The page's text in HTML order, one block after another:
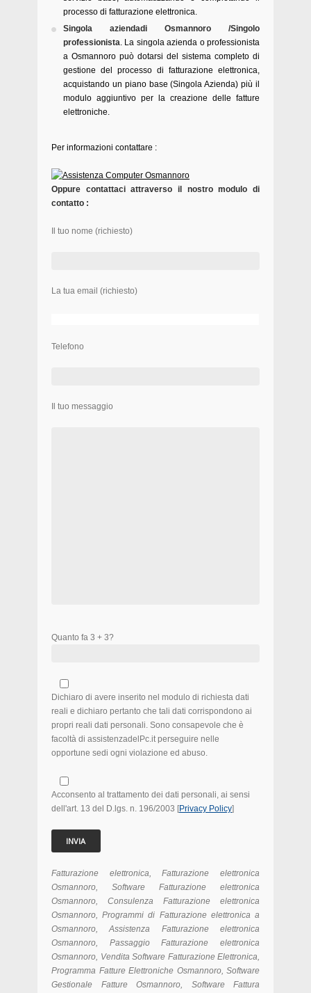
processo di fatturazione elettronica.
Singola aziendadi Osmannoro /Singolo
professionista. La singola azienda o professionista
a Osmannoro può dotarsi del sistema completo di
gestione del processo di fatturazione elettronica,
acquistando un piano base (Singola Azienda) più il
modulo aggiuntivo per la creazione delle fatture
elettroniche.
Per informazioni contattare :
Oppure contattaci attraverso il nostro modulo di
contatto :
Il tuo nome (richiesto)
La tua email (richiesto)
Telefono
Il tuo messaggio
Quanto fa 3 + 3?
Dichiaro di avere inserito nel modulo di richiesta dati
reali e dichiaro pertanto che tali dati corrispondono ai
propri reali dati personali. Sono consapevole che è
facoltà di assistenzadelPc.it perseguire nelle
opportune sedi ogni violazione ed abuso.
Acconsento al trattamento dei dati personali, ai sensi
dell'art. 13 del D.lgs. n. 196/2003 [Privacy Policy]
Fatturazione elettronica, Fatturazione elettronica
Osmannoro, Software Fatturazione elettronica
Osmannoro, Consulenza Fatturazione elettronica
Osmannoro, Programmi di Fatturazione elettronica a
Osmannoro, Assistenza Fatturazione elettronica
Osmannoro, Passaggio Fatturazione elettronica
Osmannoro, Vendita Software Fatturazione Elettronica,
Programma Fatture Elettroniche Osmannoro, Software
Gestionale Fatture Osmannoro, Software Fattura